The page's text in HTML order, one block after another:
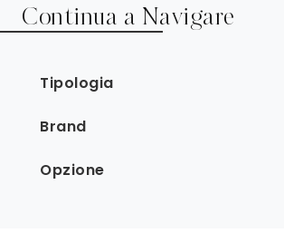
Continua a Navigare
Tipologia
Brand
Opzione